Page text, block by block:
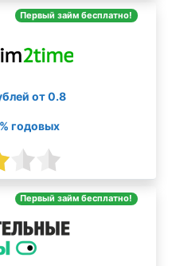
Первый займ бесплатно!
от 0.8
годовых
Первый займ бесплатно!